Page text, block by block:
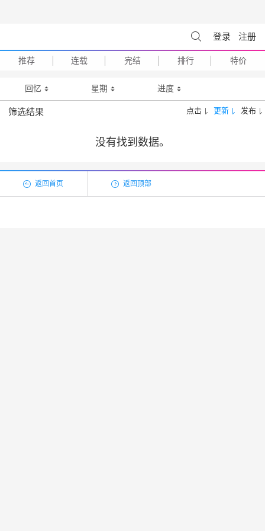
登录 注册
推荐 连载 完结 排行 特价
回忆 星期 进度
筛选结果 发布
更新
点击
没有找到数据。
返回首页 返回顶部